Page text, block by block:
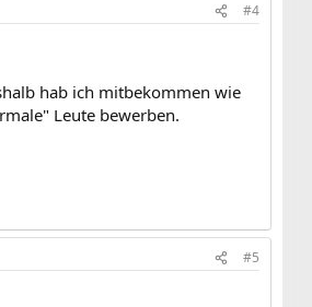
#4
hab ich mitbekommen wie
Leute bewerben.
#5